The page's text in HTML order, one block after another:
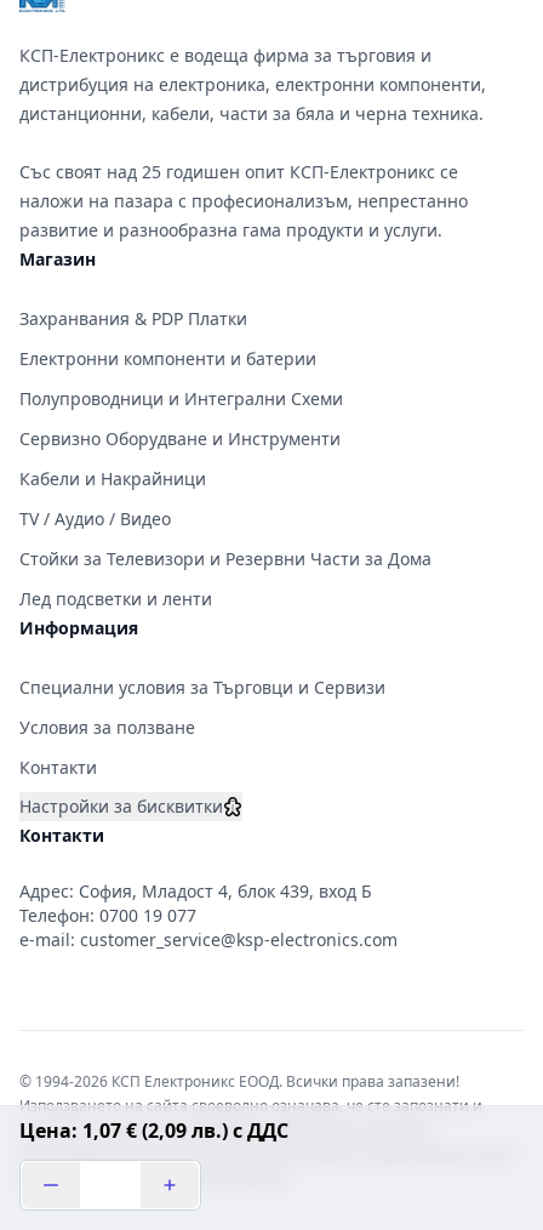
Цена: 1,07 € (2,09 лв.) с ДДС
КСП-Електроникс е водеща фирма за търговия и
дистрибуция на електроника, електронни компоненти,
дистанционни, кабели, части за бяла и черна техника.
Със своят над 25 годишен опит КСП-Електроникс се
наложи на пазара с професионализъм, непрестанно
развитие и разнообразна гама продукти и услуги.
Магазин
Захранвания & PDP Платки
Електронни компоненти и батерии
Полупроводници и Интегрални Схеми
Сервизно Оборудване и Инструменти
Кабели и Накрайници
TV / Аудио / Видео
Стойки за Телевизори и Резервни Части за Дома
Лед подсветки и ленти
Информация
Специални условия за Търговци и Сервизи
Условия за ползване
Контакти
Настройки за бисквитки
Контакти
Адрес: София, Младост 4, блок 439, вход Б
Телефон: 0700 19 077
e-mail: customer_service@ksp-electronics.com
© 1994-2026 КСП Електроникс ЕООД. Всички права запазени!
Използването на сайта своеволно означава, че сте запознати и
съгласни с правната информация обвързваща софтуера.
отговорност с цялата сила на закона!